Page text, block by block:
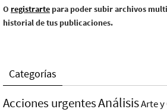
O registrarte para poder subir archivos
historial de tus publicaciones.
Categorías
Acciones urgentesAnálisisArte